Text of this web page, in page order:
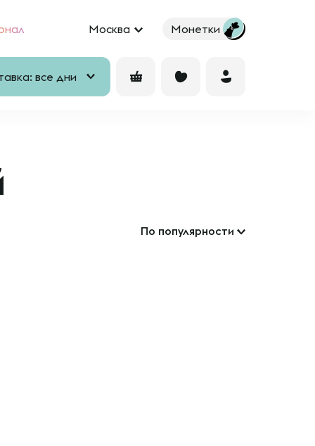
Москва Монетки
все дни
По популярности